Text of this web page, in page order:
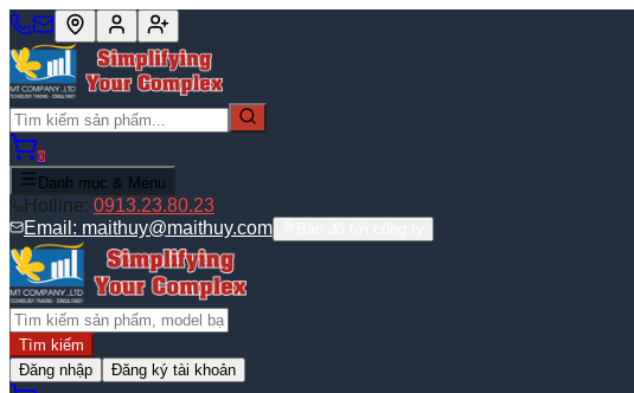
0
Danh mục & Menu
Hotline: 0913.23.80.23
Email: maithuy@maithuy.com
Tìm kiếm
Đăng nhập
Đăng ký tài khoản